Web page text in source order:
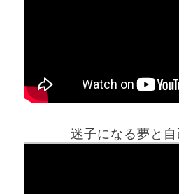
迷子になる夢と